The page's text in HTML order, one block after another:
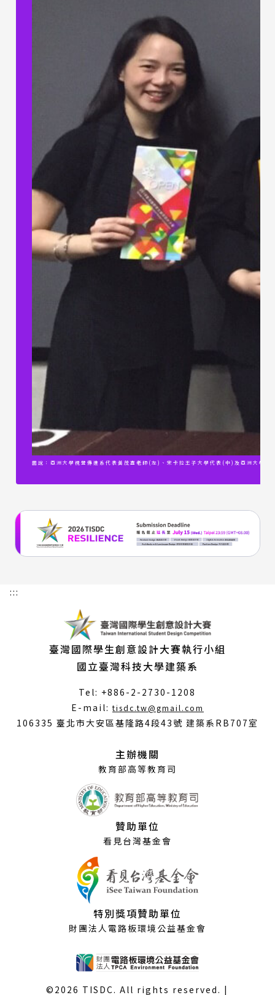
圖說：亞洲大學視覺傳達系代表黃茂嘉老師(左)、宋卡拉王子大學代表(中)及亞洲大學商
:::
臺灣國際學生創意設計大賽執行小組
國立臺灣科技大學建築系
Tel: +886-2-2730-1208
E-mail:tisdc.tw@gmail.com
開
106335 臺北市大安區基隆路4段43號 建築系RB707室
主辦機關
教育部高等教育司
贊助單位
看見台灣基金會
特別獎項贊助單位
財團法人電路板環境公益基金會
©2026 TISDC. All rights reserved. |